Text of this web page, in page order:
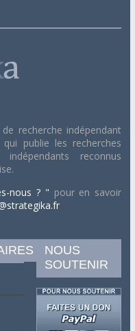
recherche indépendant
publie les recherches
reconnus
nous ? " pour en savoir
NOUS
SOUTENIR